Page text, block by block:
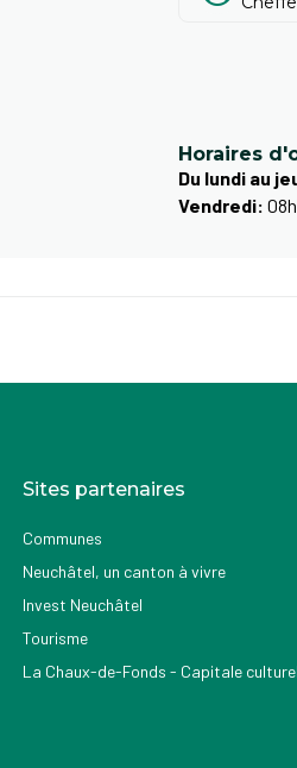
Horaires
Du lundi au
Vendredi:
Sites partenaires
Communes
Neuchâtel, un canton à vivre
Invest Neuchâtel
Tourisme
La Chaux-de-Fonds - Capitale